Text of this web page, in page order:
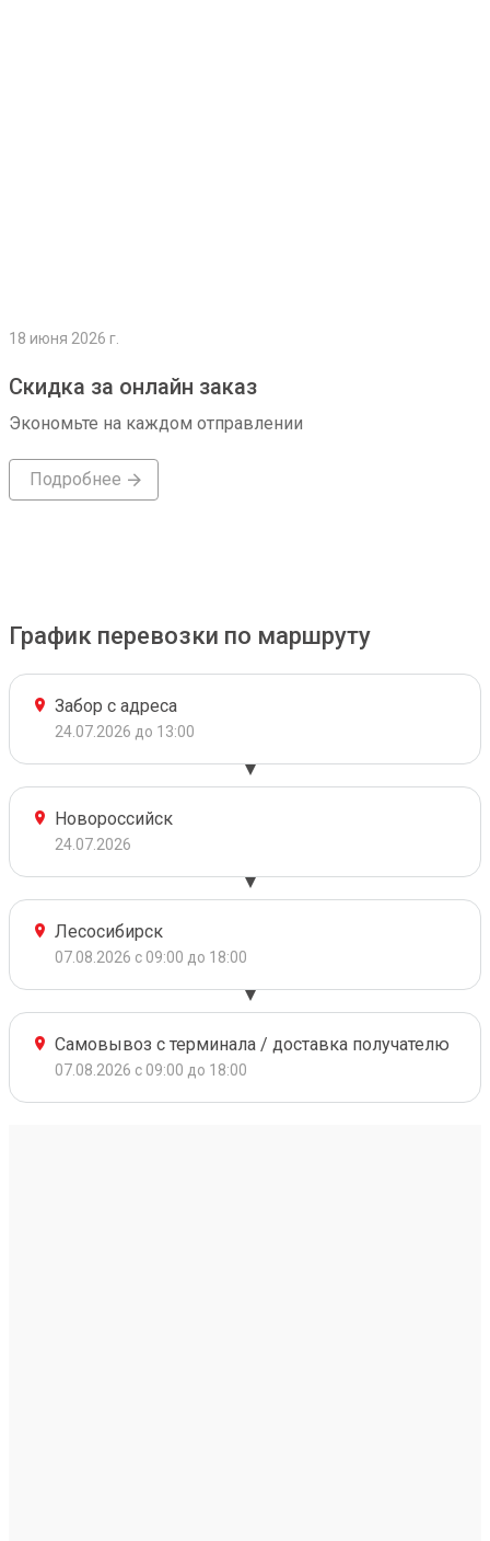
18 июня 2026 г.
Скидка за онлайн заказ
Экономьте на каждом отправлении
Подробнее
График перевозки по маршруту
Забор с адреса
24.07.2026 до 13:00
Новороссийск
24.07.2026
Лесосибирск
07.08.2026 с 09:00 до 18:00
Самовывоз с терминала / доставка получателю
07.08.2026 с 09:00 до 18:00